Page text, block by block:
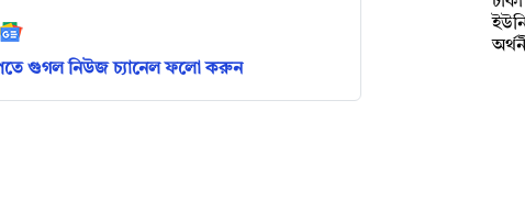
গুগল নিউজ চ্যানেল ফলো করুন